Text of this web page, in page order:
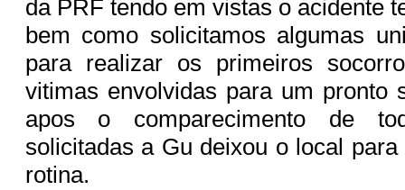
da PRF tendo em vistas o acidente
bem como solicitamos algumas
para realizar os primeiros
vitimas envolvidas para um pronto
apos o comparecimento de
solicitadas a Gu deixou o local
rotina.